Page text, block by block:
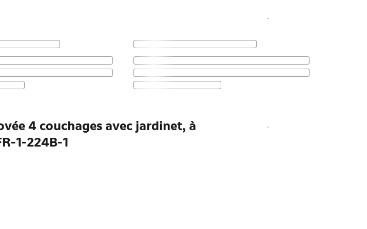
Voir les disponibilités
4 couchages avec jardinet, à
1-224B-1
Voir les disponibilités